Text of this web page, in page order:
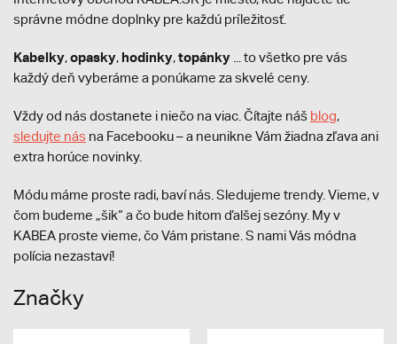
správne módne doplnky pre každú príležitosť.
Kabelky,opasky, hodinky,topánky ... to všetko pre vás
každý deň vyberáme a ponúkame za skvelé ceny.
Vždy od nás dostanete i niečo na viac. Čítajte náš blog,
sledujte nás na Facebooku – a neunikne Vám žiadna zľava ani
extra horúce novinky.
Módu máme proste radi, baví nás. Sledujeme trendy. Vieme, v
čom budeme „šik“ a čo bude hitom ďalšej sezóny. My v
KABEA proste vieme, čo Vám pristane. S nami Vás módna
polícia nezastaví!
Značky